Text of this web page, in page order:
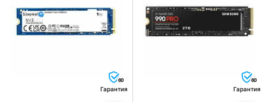
60
Гарантия
60
Гарантия